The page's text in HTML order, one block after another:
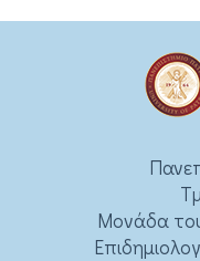
Μονάδα του